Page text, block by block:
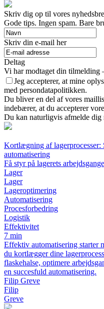
Skriv dig op til vores
Gode tips. Ingen spam. Bare
Skriv din e-mail her
Deltag
Vi har modtaget din tilmelding
Jeg accepterer, at mine
med persondatapolitikken.
Du bliver en del af vores
indebærer, at du accepterer
Du kan naturligvis afmelde dig
Kortlægning af lagerprocesser:
automatisering
Få styr på lagerets
Lager
Lager
Lageroptimering
Automatisering
Procesforbedring
Logistik
Effektivitet
7 min
Effektiv automatisering starter
du kortlægger dine
flaskehalse, optimere
en succesfuld automatisering.
Filip Greve
Filip
Greve